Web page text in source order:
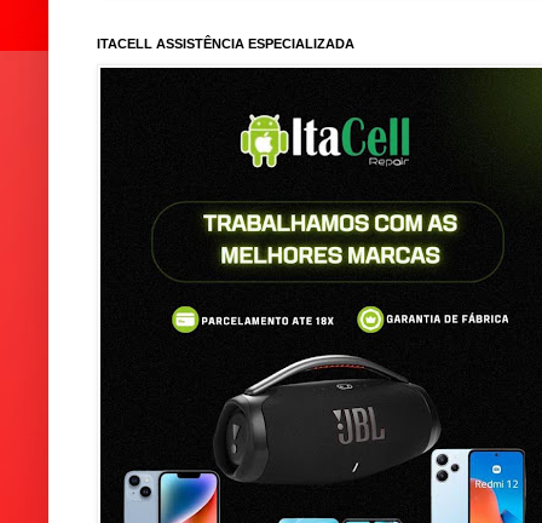
ITACELL ASSISTÊNCIA ESPECIALIZADA